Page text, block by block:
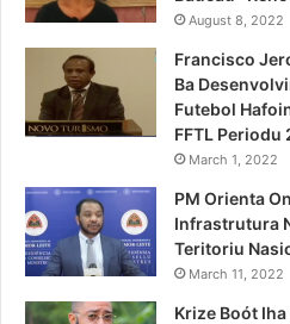
August 8, 2022
Francisco
Ba
Futebol
FFTL
March 1, 2022
PM Orienta
Infrastrutura
Teritoriu
March 11, 2022
Krize Boót